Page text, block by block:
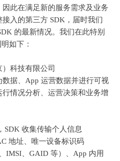
此在满足新的服务需求及业务
接入的第三方 SDK ，届时我们
的最新情况。我们在此特别
如下：
科技有限公司
据、 App 运营数据并进行可视
情况分析、运营决策和业务增
， SDK 收集传输个人信息
地址、唯一设备标识码
IMSI GAID 等）、 App 内用